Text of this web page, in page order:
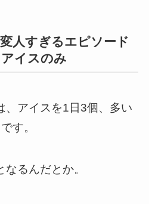
人すぎるエピソード
イスのみ
、アイスを1日3個、多い
す。
るんだとか。